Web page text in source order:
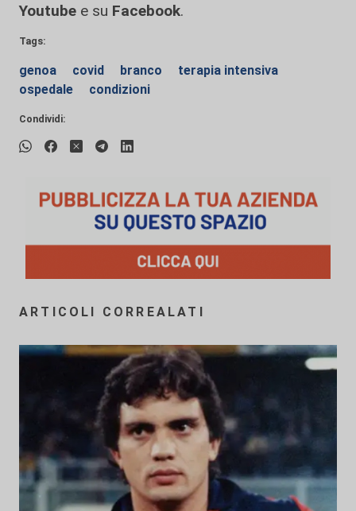
Youtube e su Facebook.
Tags:
genoa covid branco
terapia intensiva
ospedale
condizioni
Condividi:
ARTICOLI CORREALATI